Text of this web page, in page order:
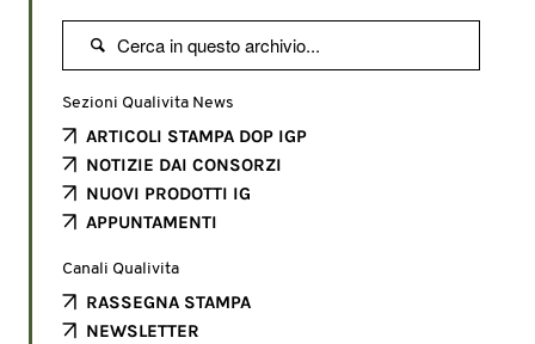

Sezioni Qualivita News
ARTICOLI STAMPA DOP IGP
NOTIZIE DAI CONSORZI
NUOVI PRODOTTI IG
APPUNTAMENTI
Canali Qualivita
RASSEGNA STAMPA
NEWSLETTER